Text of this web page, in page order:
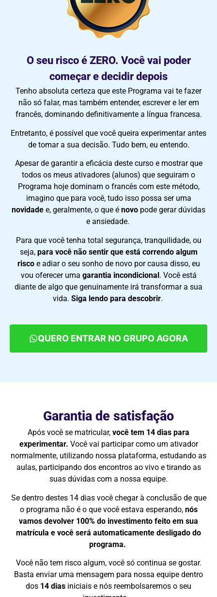
O seu risco é ZERO. Você vai poder
começar e decid ir depois
Tenho absoluta certeza que este Programa vai te fazer
não só falar, mas também entender, escrever e ler em
francês, dominando definitivamente a língua francesa.
Entretanto, é possível que você queira experimentar antes
de tomar a sua decisão. Tudo bem, eu entendo.
Apesar de garantir a eficácia deste curso e mostrar que
todos os meus ativadores (alunos) que seguiram o
Programa hoje dominam o francês com este método,
imagino que para você, tudo isso possa ser uma
novidade e, geralmente, o que é novo pode gerar dúvidas
e ansiedade.
Para que você tenha total segurança, tranquilidade, ou
seja, para você não sentir que está correndo algum
riscoe adiar o seu sonho de novo por causa disso, eu
vou oferecer uma garantia incondicional. Você está
diante de algo que genuinamente irá transformar a sua
vida. Siga lendo para descobrir.
QUERO ENTRAR NO GRUPO AGORA
Garantia de satisfação
Após você se matricular, você tem 14 dias para
experimentar. Você vai participar como um ativador
normalmente, utilizando nossa plataforma, estudando as
aulas, participando dos encontros ao vivo e tirando as
suas dúvidas com a nossa equipe.
Se dentro destes 14 dias você chegar à conclusão de que
o programa não é o que você estava esperando, nós
vamos devolver 100% do investimento feito em sua
matrícula e você será automaticamente desligado do
programa.
Você não tem risco algum, você só continua se gostar.
Basta enviar uma mensagem para nossa equipe dentro
dos 14 dias iniciais e nós reembolsaremos o seu